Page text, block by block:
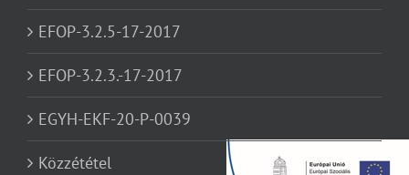
EFOP-3.2.5-17-2017
EFOP-3.2.3.-17-2017
EGYH-EKF-20-P-0039
Közzététel